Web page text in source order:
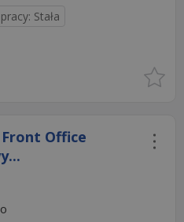
Stała
Office